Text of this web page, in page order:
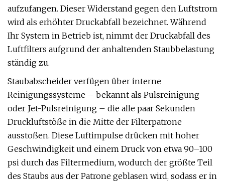
aufzufangen. Dieser Widerstand gegen den Luftstrom
wird als erhöhter Druckabfall bezeichnet. Während
Ihr System in Betrieb ist, nimmt der Druckabfall des
Luftfilters aufgrund der anhaltenden Staubbelastung
ständig zu.
Staubabscheider verfügen über interne
Reinigungssysteme – bekannt als Pulsreinigung
oder Jet-Pulsreinigung – die alle paar Sekunden
Druckluftstöße in die Mitte der Filterpatrone
ausstoßen. Diese Luftimpulse drücken mit hoher
Geschwindigkeit und einem Druck von etwa 90–100
psi durch das Filtermedium, wodurch der größte Teil
des Staubs aus der Patrone geblasen wird, sodass er in